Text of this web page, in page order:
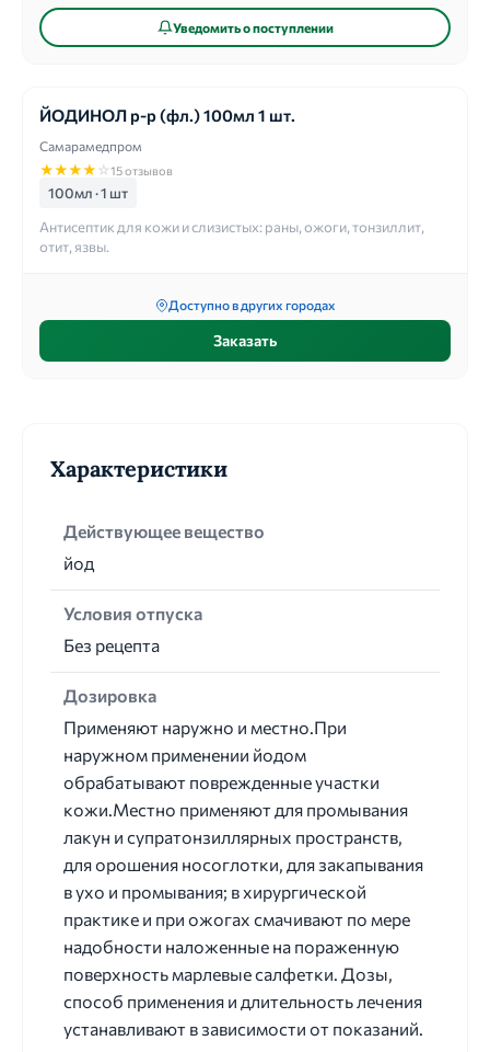
Уведомить о поступлении
ЙОДИНОЛ р-р (фл.) 100мл 1 шт.
Самарамедпром
★★★★ ☆15 отзывов
100мл · 1 шт
Антисептик для кожи и слизистых: раны, ожоги, тонзиллит,
отит, язвы.
Доступно в других городах
Заказать
Характеристики
Действующее вещество
йод
Условия отпуска
Без рецепта
Дозировка
Применяют наружно и местно.При
наружном применении йодом
обрабатывают поврежденные участки
кожи.Местно применяют для промывания
лакун и супратонзиллярных пространств,
для орошения носоглотки, для закапывания
в ухо и промывания; в хирургической
практике и при ожогах смачивают по мере
надобности наложенные на пораженную
поверхность марлевые салфетки. Дозы,
способ применения и длительность лечения
устанавливают в зависимости от показаний.